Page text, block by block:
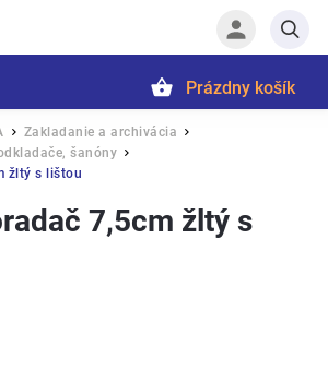
Prázdny košík
/ Zakladanie a archivácia /
šanóny /
žltý s lištou
7,5cm žltý s